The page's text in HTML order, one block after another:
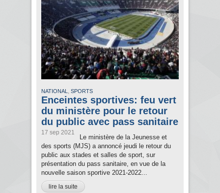
NATIONAL , SPORTS
Enceintes sportives: feu vert
du ministère pour le retour
du public avec pass sanitaire
17 sep 2021
Le ministère de la Jeunesse et
des sports (MJS) a annoncé jeudi le retour du
public aux stades et salles de sport, sur
présentation du pass sanitaire, en vue de la
nouvelle saison sportive 2021-2022...
lire la suite